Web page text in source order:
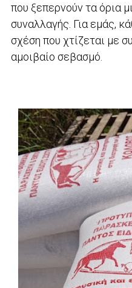
που ξεπερνούν τα όρια
συναλλαγής. Για εμάς,
σχέση που χτίζεται με
αμοιβαίο σεβασμό.